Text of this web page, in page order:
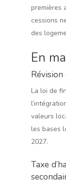
premières
cessions
des
En
La loi de
valeurs
les bases
2027.
Taxe